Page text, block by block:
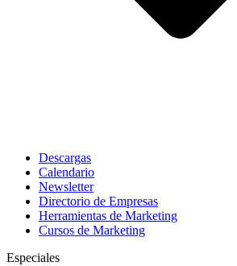
Descargas
Calendario
Newsletter
Directorio de Empresas
Herramientas de Marketing
Cursos de Marketing
Especiales